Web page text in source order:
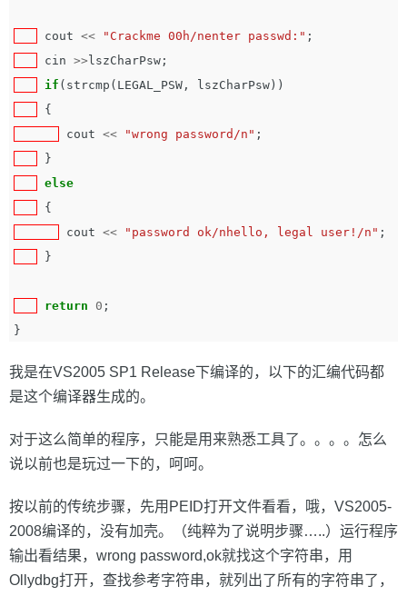
cout << "Crackme 00h/nenter passwd:" ;
cin >> lszCharPsw ;
if ( strcmp ( LEGAL_PSW , lszCharPsw ))
{
cout << "wrong password/n" ;
}
else
{
cout << "password ok/nhello, legal user!/n" ;
}
return 0 ;
}
我是在VS2005 SP1 Release下编译的，以下的汇编代码都
是这个编译器生成的。
对于这么简单的程序，只能是用来熟悉工具了。。。。怎么
说以前也是玩过一下的，呵呵。
按以前的传统步骤，先用PEID打开文件看看，哦，VS2005-
2008编译的，没有加壳。（纯粹为了说明步骤…..）运行程序
输出看结果，wrong password,ok就找这个字符串，用
Ollydbg打开，查找参考字符串，就列出了所有的字符串了，